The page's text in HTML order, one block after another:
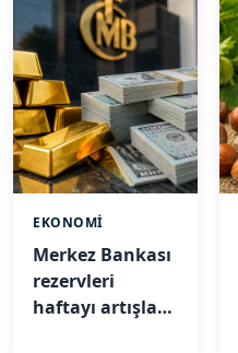
EKONOMİ
Merkez Bankası
rezervleri
haftayı artışla